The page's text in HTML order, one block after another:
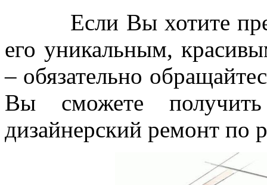
Если Вы хотите
его уникальным,
– обязательно
Вы сможете получить
дизайнерский ремонт по